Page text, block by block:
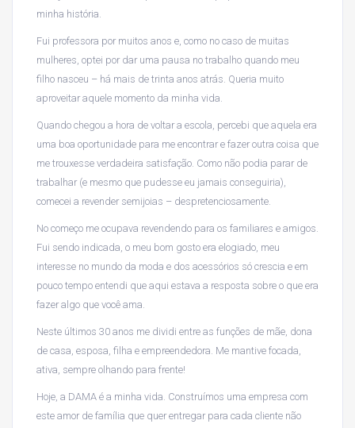
minha história.
Fui professora por muitos anos e, como no caso de muitas
mulheres, optei por dar uma pausa no trabalho quando meu
filho nasceu – há mais de trinta anos atrás. Queria muito
aproveitar aquele momento da minha vida.
Quando chegou a hora de voltar a escola, percebi que aquela era
uma boa oportunidade para me encontrar e fazer outra coisa que
me trouxesse verdadeira satisfação. Como não podia parar de
trabalhar (e mesmo que pudesse eu jamais conseguiria),
comecei a revender semijoias – despretenciosamente.
No começo me ocupava revendendo para os familiares e amigos.
Fui sendo indicada, o meu bom gosto era elogiado, meu
interesse no mundo da moda e dos acessórios só crescia e em
pouco tempo entendi que aqui estava a resposta sobre o que era
fazer algo que você ama.
Neste últimos 30 anos me dividi entre as funções de mãe, dona
de casa, esposa, filha e empreendedora. Me mantive focada,
ativa, sempre olhando para frente!
Hoje, a DAMA é a minha vida. Construímos uma empresa com
este amor de família que quer entregar para cada cliente não